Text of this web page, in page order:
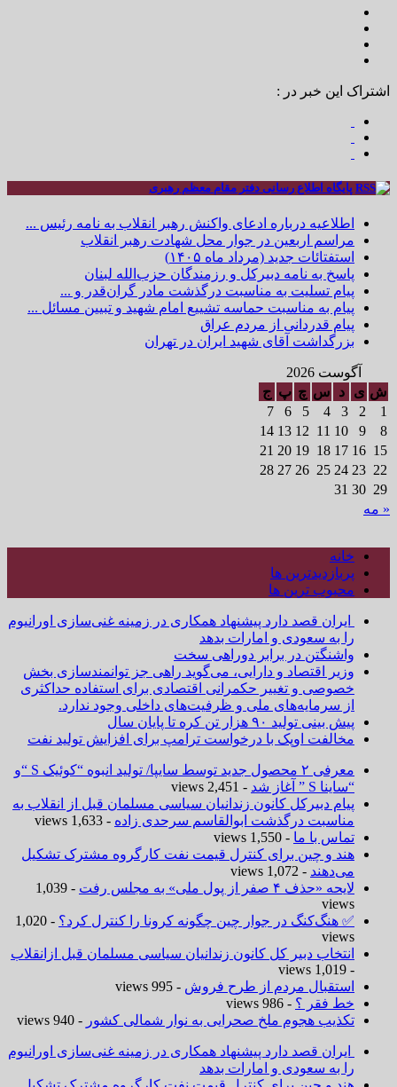
اشتراک این خبر در :
پایگاه اطلاع رسانی دفتر مقام معظم رهبری
اطلاعیه درباره ادعای واکنش رهبر انقلاب به نامه رئیس ...
مراسم اربعین در جوار محل شهادت رهبر انقلاب
استفتائات جدید (مرداد ماه ۱۴۰۵)
پاسخ به نامه دبیرکل و رزمندگان حزب‌الله لبنان
پیام تسلیت به مناسبت درگذشت مادر گران‌قدر و ...
پیام به مناسبت حماسه تشییع امام شهید و تبیین مسائل ...
پیام قدردانی از مردم عراق
بزرگداشت آقای شهید ایران در تهران
آگوست 2026
ش ی د س چ پ ج
1
2
3
4
5
6
7
8
9
10
11
12
13
14
15
16
17
18
19
20
21
22
23
24
25
26
27
28
29
30
31
« مه
خانه
پربازدیدترین ها
محبوب ترین ها
ایران قصد دارد پیشنهاد همکاری در زمینه غنی‌سازی اورانیوم
را به سعودی و امارات بدهد
واشنگتن در برابر دوراهی سخت
وزیر اقتصاد و دارایی، می‌گوید راهی جز توانمندسازی بخش
خصوصی و تغییر حکمرانی اقتصادی برای استفاده حداکثری
از سرمایه‌های ملی و ظرفیت‌های داخلی وجود ندارد.
پیش بینی تولید ۹۰ هزار تن کره تا پایان سال
مخالفت اوپک با درخواست ترامپ برای افزایش تولید نفت
معرفی ۲ محصول جدید توسط سایپا/ تولید انبوه “کوئیک S “و
“ساینا S ” آغاز شد
- 2,451 views
پیام دبیرکل کانون زندانیان سیاسی مسلمان قبل از انقلاب به
مناسبت درگذشت ابوالقاسم سرحدی زاده - 1,633 views
تماس با ما - 1,550 views
هند و چین برای کنترل قیمت نفت کارگروه مشترک تشکیل
می‌دهند - 1,072 views
لایحه «حذف ۴ صفر از پول ملی» به مجلس رفت
- 1,039
views
✅ هنگ‌کنگ در جوار چین چگونه کرونا را کنترل کرد؟
- 1,020
views
انتخاب دبیر کل کانون زندانیان سیاسی مسلمان قبل ازانقلاب
- 1,019 views
استقبال مردم از طرح فروش - 995 views
خط فقر ؟ - 986 views
تکذیب هجوم ملخ صحرایی به نوار شمالی کشور - 940 views
ایران قصد دارد پیشنهاد همکاری در زمینه غنی‌سازی اورانیوم
را به سعودی و امارات بدهد